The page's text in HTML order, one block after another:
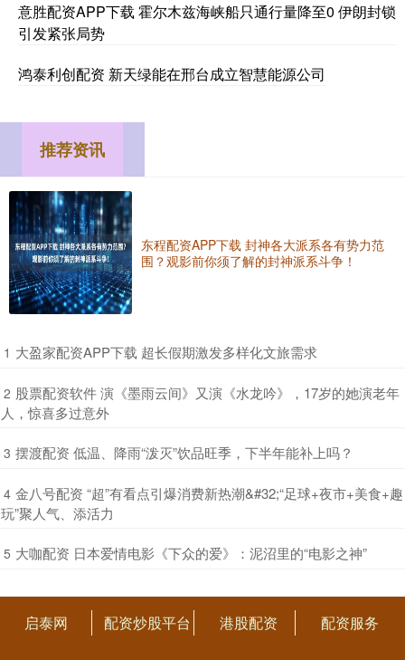
意胜配资APP下载 霍尔木兹海峡船只通行量降至0 伊朗封锁
引发紧张局势
鸿泰利创配资 新天绿能在邢台成立智慧能源公司
推荐资讯
东程配资APP下载 封神各大派系各有势力范
围？观影前你须了解的封神派系斗争！
1 ​大盈家配资APP下载 超长假期激发多样化文旅需求
2 ​股票配资软件 演《墨雨云间》又演《水龙吟》，17岁的她演老年
人，惊喜多过意外
3 ​摆渡配资 低温、降雨“泼灭”饮品旺季，下半年能补上吗？
4 ​金八号配资 “超”有看点引爆消费新热潮&#32;“足球+夜市+美食+趣
玩”聚人气、添活力
5 ​大咖配资 日本爱情电影《下众的爱》：泥沼里的“电影之神”
启泰网 配资炒股平台 港股配资 配资服务